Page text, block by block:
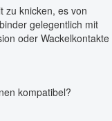
zu knicken, es von
gelegentlich mit
oder Wackelkontakte
kompatibel?